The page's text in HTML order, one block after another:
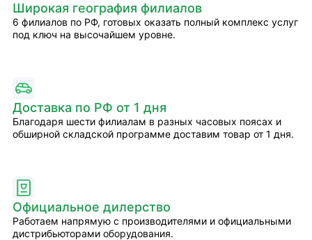
Широкая география филиалов
6 филиалов по РФ, готовых оказать полный комплекс услуг
под ключ на высочайшем уровне.
Доставка по РФ от 1 дня
Благодаря шести филиалам в разных часовых поясах и
обширной складской программе доставим товар от 1 дня.
Официальное дилерство
Работаем напрямую с производителями и официальными
дистрибьюторами оборудования.